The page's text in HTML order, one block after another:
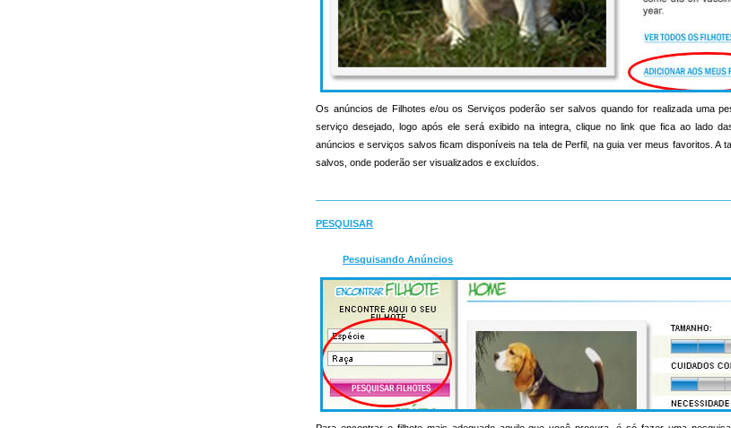
Os anúncios de Filhotes e/ou os Serviços poderão ser salvos quando for realizada uma
serviço desejado, logo após ele será exibido na integra, clique no link que fica ao lado
anúncios e serviços salvos ficam disponíveis na tela de Perfil, na guia ver meus favoritos. A
salvos, onde poderão ser visualizados e excluídos.
PESQUISAR
Pesquisando Anúncios